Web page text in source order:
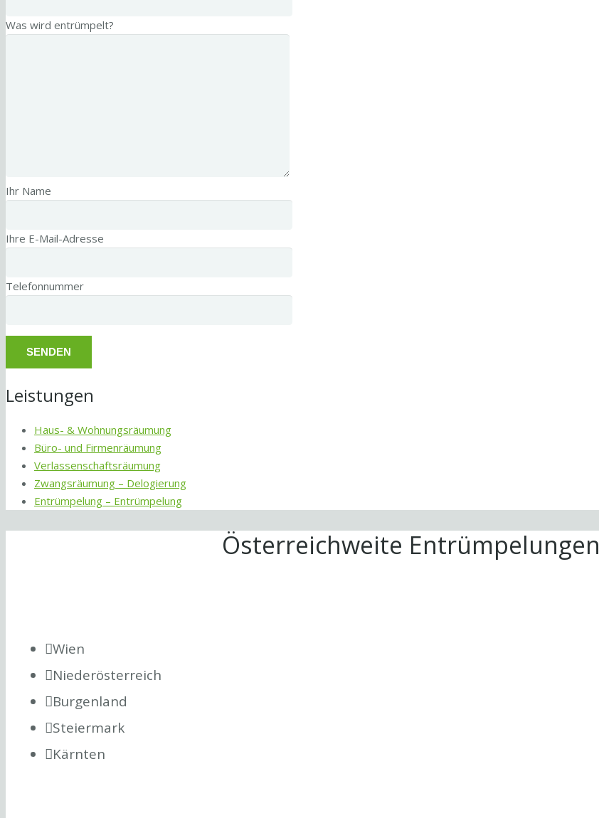
Was wird entrümpelt?
Ihr Name
Ihre E-Mail-Adresse
Telefonnummer
Leistungen
Haus- & Wohnungsräumung
Büro- und Firmenräumung
Verlassenschaftsräumung
Zwangsräumung – Delogierung
Entrümpelung – Entrümpelung
Österreichweite Entrümpelungen
Wien
Niederösterreich
Burgenland
Steiermark
Kärnten